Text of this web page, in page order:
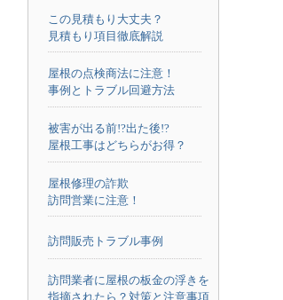
この見積もり大丈夫？
見積もり項目徹底解説
屋根の点検商法に注意！
事例とトラブル回避方法
被害が出る前!?出た後!?
屋根工事はどちらがお得？
屋根修理の詐欺
訪問営業に注意！
訪問販売トラブル事例
訪問業者に屋根の板金の浮きを
指摘されたら？対策と注意事項